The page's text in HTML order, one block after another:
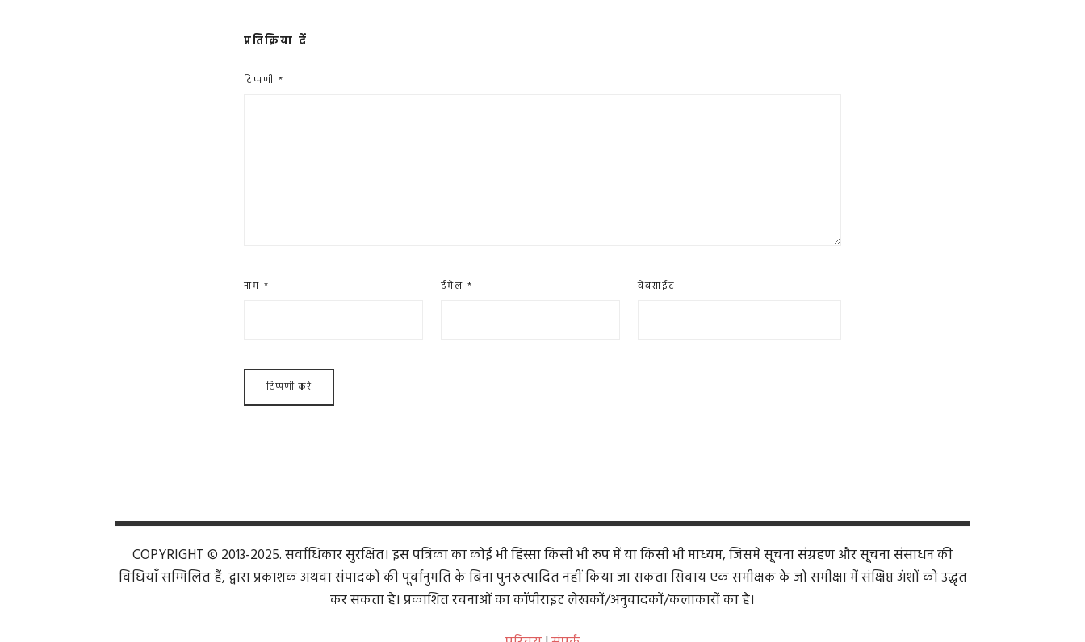
प्रतिक्रिया दें
टिप्पणी *
नाम * ईमेल* वेबसाईट
COPYRIGHT © 2013-2025. सर्वाधिकार सुरक्षित। इस पत्रिका का कोई भी हिस्सा किसी भी रूप में या किसी भी माध्यम, जिसमें सूचना संग्रहण और सूचना संसाधन की
विधियाँ सम्मिलित हैं, द्वारा प्रकाशक अथवा संपादकों की पूर्वानुमति के बिना पुनरुत्पादित नहीं किया जा सकता सिवाय एक समीक्षक के जो समीक्षा में संक्षिप्त अंशों को उद्धृत
कर सकता है। प्रकाशित रचनाओं का कॉपीराइट लेखकों/अनुवादकों/कलाकारों का है।